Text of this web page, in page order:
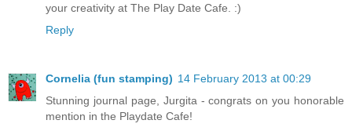
your creativity at The Play Date Cafe. :)
Reply
Cornelia (fun stamping) 14 February 2013 at 00:29
Stunning journal page, Jurgita - congrats on you honorable
mention in the Playdate Cafe!